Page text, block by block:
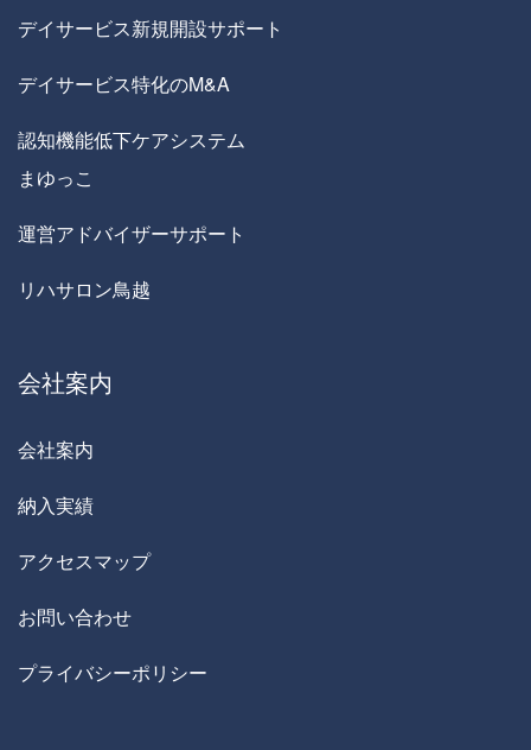
デイサービス新規開設サポート
デイサービス特化のM&A
認知機能低下ケアシステム
まゆっこ
運営アドバイザーサポート
リハサロン鳥越
会社案内
会社案内
納入実績
アクセスマップ
お問い合わせ
プライバシーポリシー